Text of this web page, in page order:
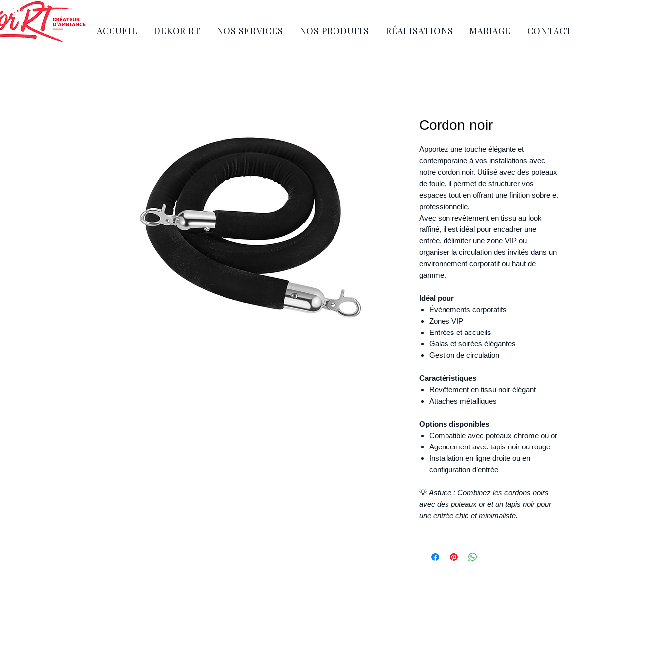
ACCUEIL DEKOR RT NOS SERVICES NOS PRODUITS RÉALISATIONS MARIAGE CONTACT
Cordon noir
Apportez une touche élégante et
contemporaine à vos installations avec
notre cordon noir. Utilisé avec des poteaux
de foule, il permet de structurer vos
espaces tout en offrant une finition sobre et
professionnelle.
Avec son revêtement en tissu au look
raffiné, il est idéal pour encadrer une
entrée, délimiter une zone VIP ou
organiser la circulation des invités dans un
environnement corporatif ou haut de
gamme.
Idéal pour
Événements corporatifs
Zones VIP
Entrées et accueils
Galas et soirées élégantes
Gestion de circulation
Caractéristiques
Revêtement en tissu noir élégant
Attaches métalliques
Options disponibles
Compatible avec poteaux chrome ou or
Agencement avec tapis noir ou rouge
Installation en ligne droite ou en
configuration d’entrée
💡 Astuce : Combinez les cordons noirs
avec des poteaux or et un tapis noir pour
une entrée chic et minimaliste.